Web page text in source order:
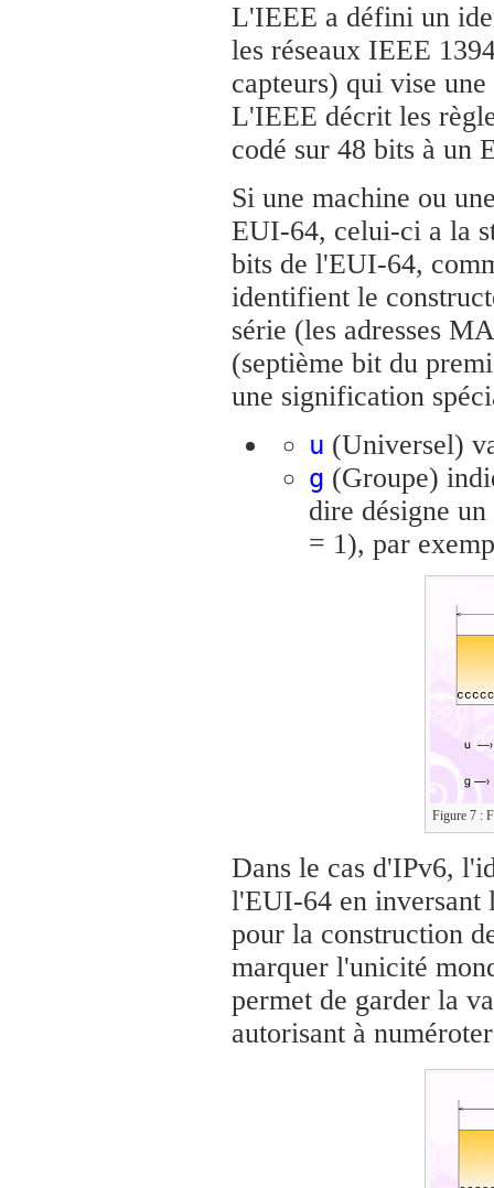
L'IEEE a défini un
les réseaux IEEE
capteurs) qui vise
L'IEEE décrit les
codé sur 48 bits à un
Si une machine ou
EUI-64, celui-ci a la
bits de l'EUI-64,
identifient le
série (les adresses
(septième bit du
une signification
u (Universel)
g (Groupe)
dire désigne
= 1), par
Figure 7 :
Dans le cas d'IPv6,
l'EUI-64 en
pour la construction
marquer l'unicité
permet de garder la
autorisant à